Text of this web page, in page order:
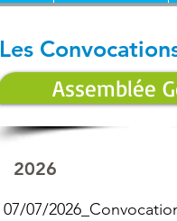
Les
Assemblée
2026
07/07/